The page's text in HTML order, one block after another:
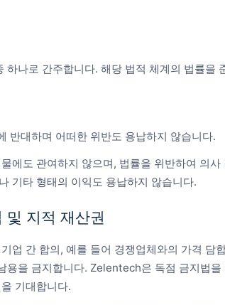
하나로 간주합니다. 해당 법적 체계의 법률을
반대하며 어떠한 위반도 용납하지 않습니다.
에도 관여하지 않으며, 법률을 위반하여 의
기타 형태의 이익도 용납하지 않습니다.
및 지적 재산권
업 간 합의, 예를 들어 경쟁업체와의 가격 담
용을 금지합니다. Zelentech은 독점 금지법
기대합니다.